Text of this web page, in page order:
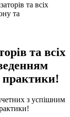
та всіх
та
та всіх
практики!
з успішним